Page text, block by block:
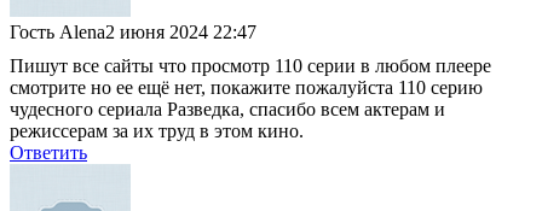
Гость Alena2 июня 2024 22:47
Пишут все сайты что просмотр 110 серии в любом плеере
смотрите но ее ещё нет, покажите пожалуйста 110 серию
чудесного сериала Разведка, спасибо всем актерам и
режиссерам за их труд в этом кино.
Ответить